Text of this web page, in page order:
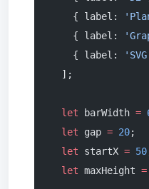
    { label:
    { label:
    { label:
  ];
  let
barWidth =
  let
gap = 20;
  let
startX = 50
  let
maxHeight =